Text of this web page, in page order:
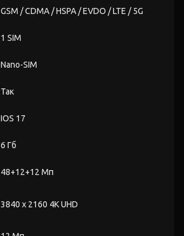
GSM / CDMA / HSPA / EVDO / LTE / 5G
1 SIM
Nano-SIM
Так
IOS 17
6 Гб
48+12+12 Мп
3840 x 2160 4K UHD